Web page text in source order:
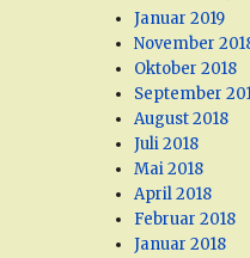
Januar 2019
November
Oktober 2018
September
August 2018
Juli 2018
Mai 2018
April 2018
Februar 2018
Januar 2018